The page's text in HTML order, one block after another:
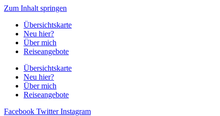
Zum Inhalt springen
Übersichtskarte
Neu hier?
Über mich
Reiseangebote
Übersichtskarte
Neu hier?
Über mich
Reiseangebote
Facebook Twitter Instagram